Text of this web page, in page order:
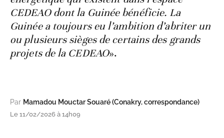
CEDEAO dont la Guinée bénéficie. La
Guinée a toujours eu l’ambition d’abriter un
ou plusieurs sièges de certains des grands
projets de la CEDEAO».
Par Mamadou Mouctar Souaré (Conakry, correspondance)
Le 11/02/2026 à 14h09